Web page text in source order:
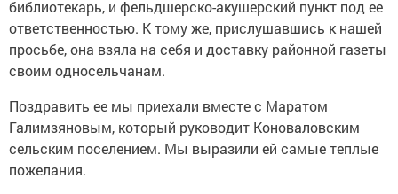
библиотекарь, и фельдшерско-акушерский пункт под ее
ответственностью. К тому же, прислушавшись к нашей
просьбе, она взяла на себя и доставку районной газеты
своим односельчанам.
Поздравить ее мы приехали вместе с Маратом
Галимзяновым, который руководит Коноваловским
сельским поселением. Мы выразили ей самые теплые
пожелания.